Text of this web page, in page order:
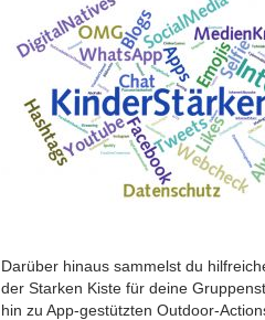
Darüber hinaus sammelst du
der Starken Kiste für deine
hin zu App-gestützten Outdoor-